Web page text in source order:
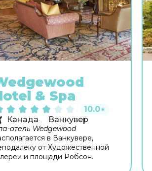
& Spa
10.0★
Канада Ванкувер
отель Wedgewood
в Ванкувере,
от Художественной
и площади Робсон.
до аэропорта